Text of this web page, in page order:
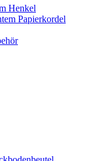
Henkel
Papierkordel